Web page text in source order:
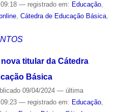
— registrado em: Educação,
, Cátedra de Educação Básica,
titular da Cátedra
Básica
09/04/2024 — última
— registrado em: Educação,